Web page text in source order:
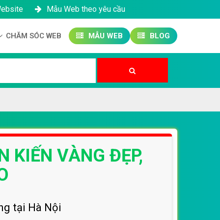
Mẫu Web theo yêu cầu
CHĂM SÓC WEB MẪU WEB BLOG
KIẾN VÀNG ĐẸP,
tại Hà Nội